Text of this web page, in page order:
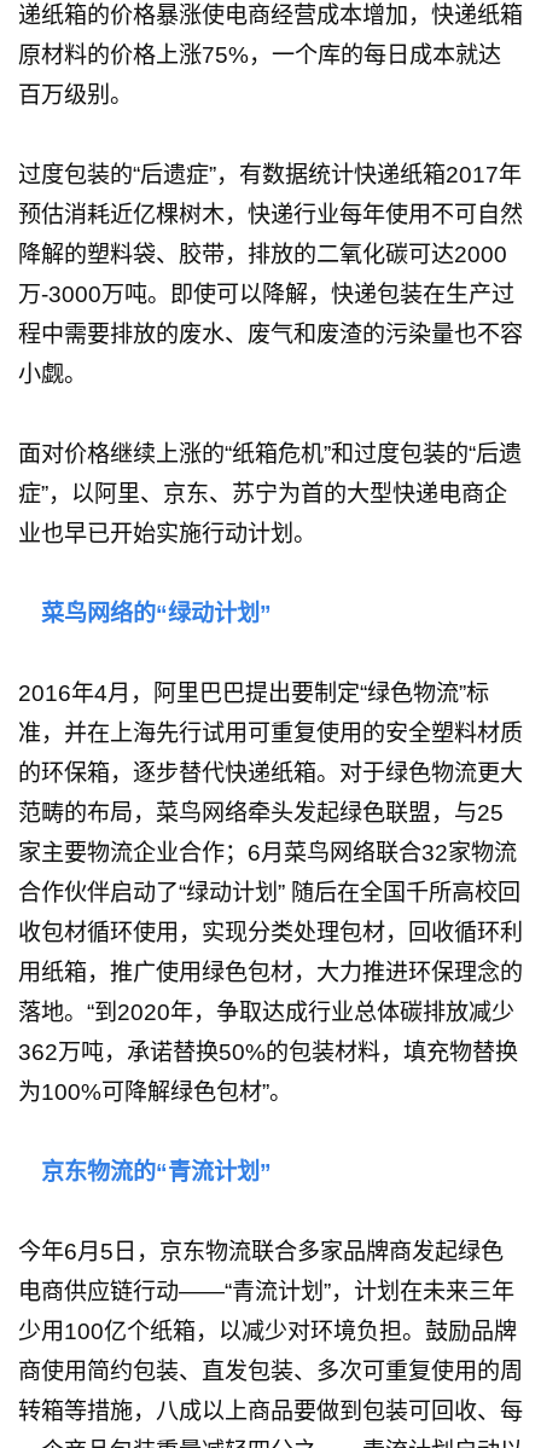
递纸箱的价格暴涨使电商经营成本增加，快递纸箱
原材料的价格上涨75%，一个库的每日成本就达
百万级别。
过度包装的“后遗症”，有数据统计快递纸箱2017年
预估消耗近亿棵树木，快递行业每年使用不可自然
降解的塑料袋、胶带，排放的二氧化碳可达2000
万-3000万吨。即使可以降解，快递包装在生产过
程中需要排放的废水、废气和废渣的污染量也不容
小觑。
面对价格继续上涨的“纸箱危机”和过度包装的“后遗
症”，以阿里、京东、苏宁为首的大型快递电商企
业也早已开始实施行动计划。
菜鸟网络的“绿动计划”
2016年4月，阿里巴巴提出要制定“绿色物流”标
准，并在上海先行试用可重复使用的安全塑料材质
的环保箱，逐步替代快递纸箱。对于绿色物流更大
范畴的布局，菜鸟网络牵头发起绿色联盟，与25
家主要物流企业合作；6月菜鸟网络联合32家物流
合作伙伴启动了“绿动计划” 随后在全国千所高校回
收包材循环使用，实现分类处理包材，回收循环利
用纸箱，推广使用绿色包材，大力推进环保理念的
落地。“到2020年，争取达成行业总体碳排放减少
362万吨，承诺替换50%的包装材料，填充物替换
为100%可降解绿色包材”。
京东物流的“青流计划”
今年6月5日，京东物流联合多家品牌商发起绿色
电商供应链行动——“青流计划”，计划在未来三年
少用100亿个纸箱，以减少对环境负担。鼓励品牌
商使用简约包装、直发包装、多次可重复使用的周
转箱等措施，八成以上商品要做到包装可回收、每